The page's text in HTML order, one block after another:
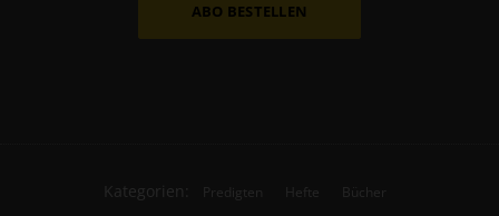
ABO BESTELLEN
Kategorien: Predigten Hefte Bücher